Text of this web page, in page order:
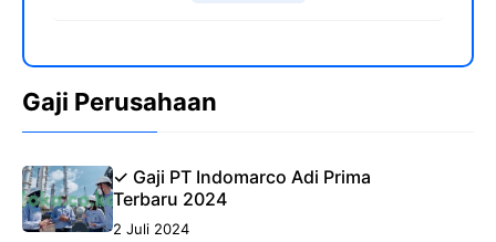
Gaji Perusahaan
✓ Gaji PT Indomarco Adi Prima
Terbaru 2024
2 Juli 2024